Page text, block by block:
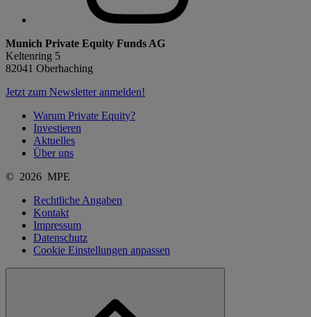
Munich Private Equity Funds AG
Keltenring 5
82041 Oberhaching
Jetzt zum Newsletter anmelden!
Warum Private Equity?
Investieren
Aktuelles
Über uns
© 2026 MPE
Rechtliche Angaben
Kontakt
Impressum
Datenschutz
Cookie Einstellungen anpassen